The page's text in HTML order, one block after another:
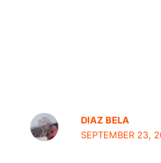
DIAZ BELA
SEPTEMBER 23,